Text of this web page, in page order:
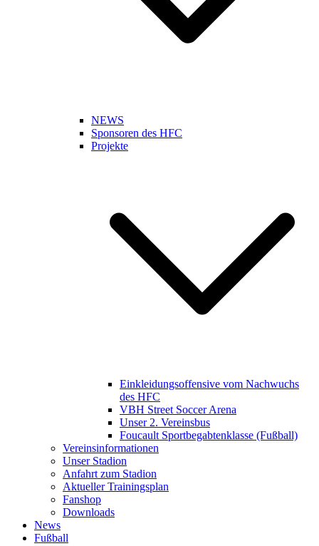
NEWS
Sponsoren des HFC
Projekte
Einkleidungsoffensive vom Nachwuchs
des HFC
VBH Street Soccer Arena
Unser 2. Vereinsbus
Foucault Sportbegabtenklasse (Fußball)
Vereinsinformationen
Unser Stadion
Anfahrt zum Stadion
Aktueller Trainingsplan
Fanshop
Downloads
News
Fußball